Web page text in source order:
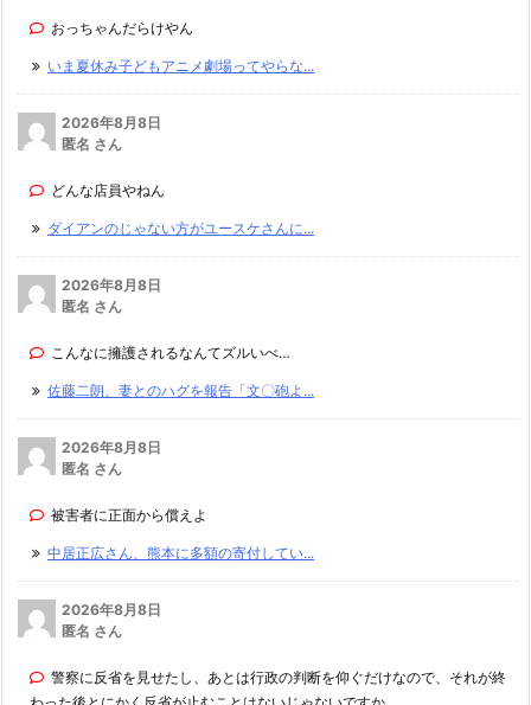
おっちゃんだらけやん
いま夏休み子どもアニメ劇場ってやらな...
2026年8月8日
匿名 さん
どんな店員やねん
ダイアンのじゃない方がユースケさんに...
2026年8月8日
匿名 さん
こんなに擁護されるなんてズルいべ…
佐藤二朗、妻とのハグを報告「文〇砲よ...
2026年8月8日
匿名 さん
被害者に正面から償えよ
中居正広さん、熊本に多額の寄付してい...
2026年8月8日
匿名 さん
警察に反省を見せたし、あとは行政の判断を仰ぐだけなので、それが終